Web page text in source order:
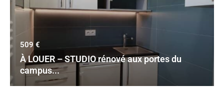
509 €
À LOUER – STUDIO rénové aux portes du
campus...